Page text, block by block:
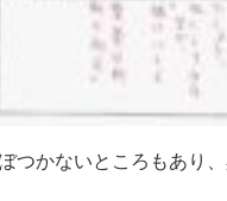
つかないところもあり